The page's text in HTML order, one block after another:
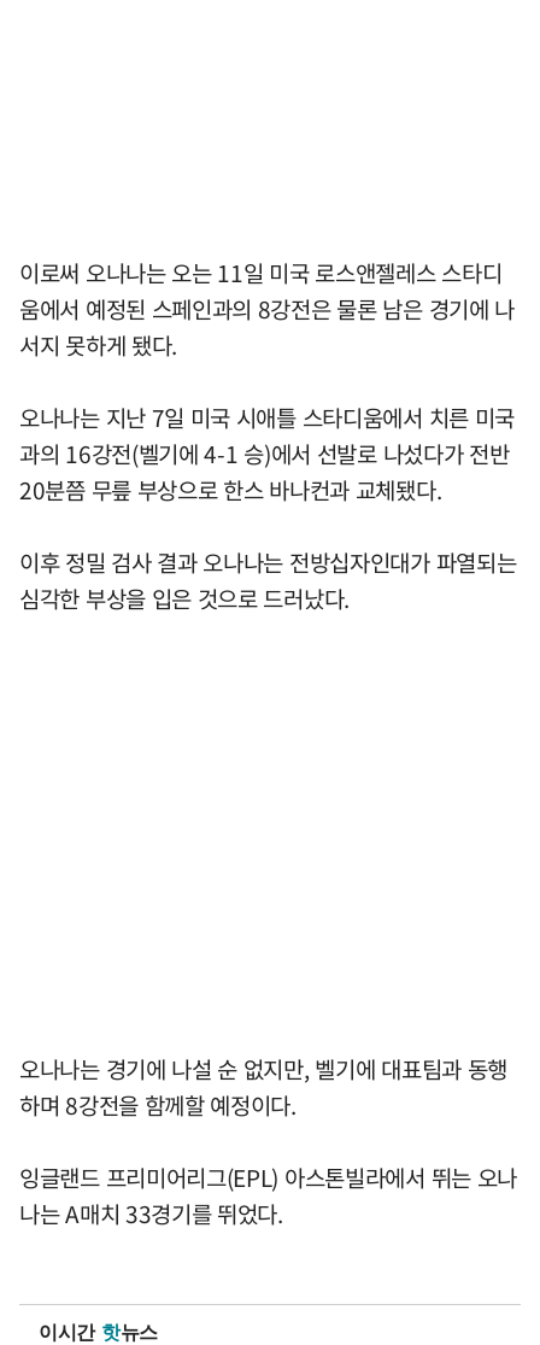
이로써 오나나는 오는 11일 미국 로스앤젤레스 스타디
움에서 예정된 스페인과의 8강전은 물론 남은 경기에 나
서지 못하게 됐다.
오나나는 지난 7일 미국 시애틀 스타디움에서 치른 미국
과의 16강전(벨기에 4-1 승)에서 선발로 나섰다가 전반
20분쯤 무릎 부상으로 한스 바나컨과 교체됐다.
이후 정밀 검사 결과 오나나는 전방십자인대가 파열되는
심각한 부상을 입은 것으로 드러났다.
오나나는 경기에 나설 순 없지만, 벨기에 대표팀과 동행
하며 8강전을 함께할 예정이다.
잉글랜드 프리미어리그(EPL) 아스톤빌라에서 뛰는 오나
나는 A매치 33경기를 뛰었다.
이시간 핫뉴스